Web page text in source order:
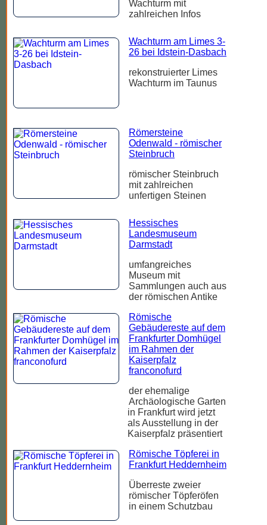
Wachturm mit
zahlreichen Infos
Wachturm am Limes 3-
26 bei Idstein-Dasbach
rekonstruierter Limes
Wachturm im Taunus
Römersteine
Odenwald - römischer
Steinbruch
römischer Steinbruch
mit zahlreichen
unfertigen Steinen
Hessisches
Landesmuseum
Darmstadt
umfangreiches
Museum mit
Sammlungen auch aus
der römischen Antike
Römische
Gebäudereste auf dem
Frankfurter Domhügel
im Rahmen der
Kaiserpfalz
franconofurd
der ehemalige
Archäologische Garten
in Frankfurt wird jetzt
als Ausstellung in der
Kaiserpfalz präsentiert
Römische Töpferei in
Frankfurt Heddernheim
Überreste zweier
römischer Töpferöfen
in einem Schutzbau